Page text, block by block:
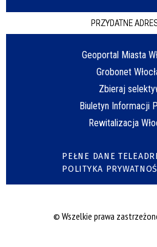
PRZYDATNE
Geoportal Miasta
Grobonet
Zbieraj
Biuletyn Informacji
Rewitalizacja
PEŁNE DANE
POLITYKA
© Wszelkie prawa